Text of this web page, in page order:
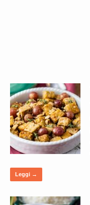
Leggi →